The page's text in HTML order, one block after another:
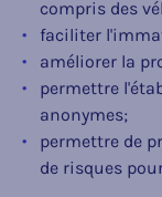
compris des
faciliter
améliorer la
permettre
anonymes;
permettre de
de risques